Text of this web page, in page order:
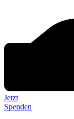
Jetzt
Spenden